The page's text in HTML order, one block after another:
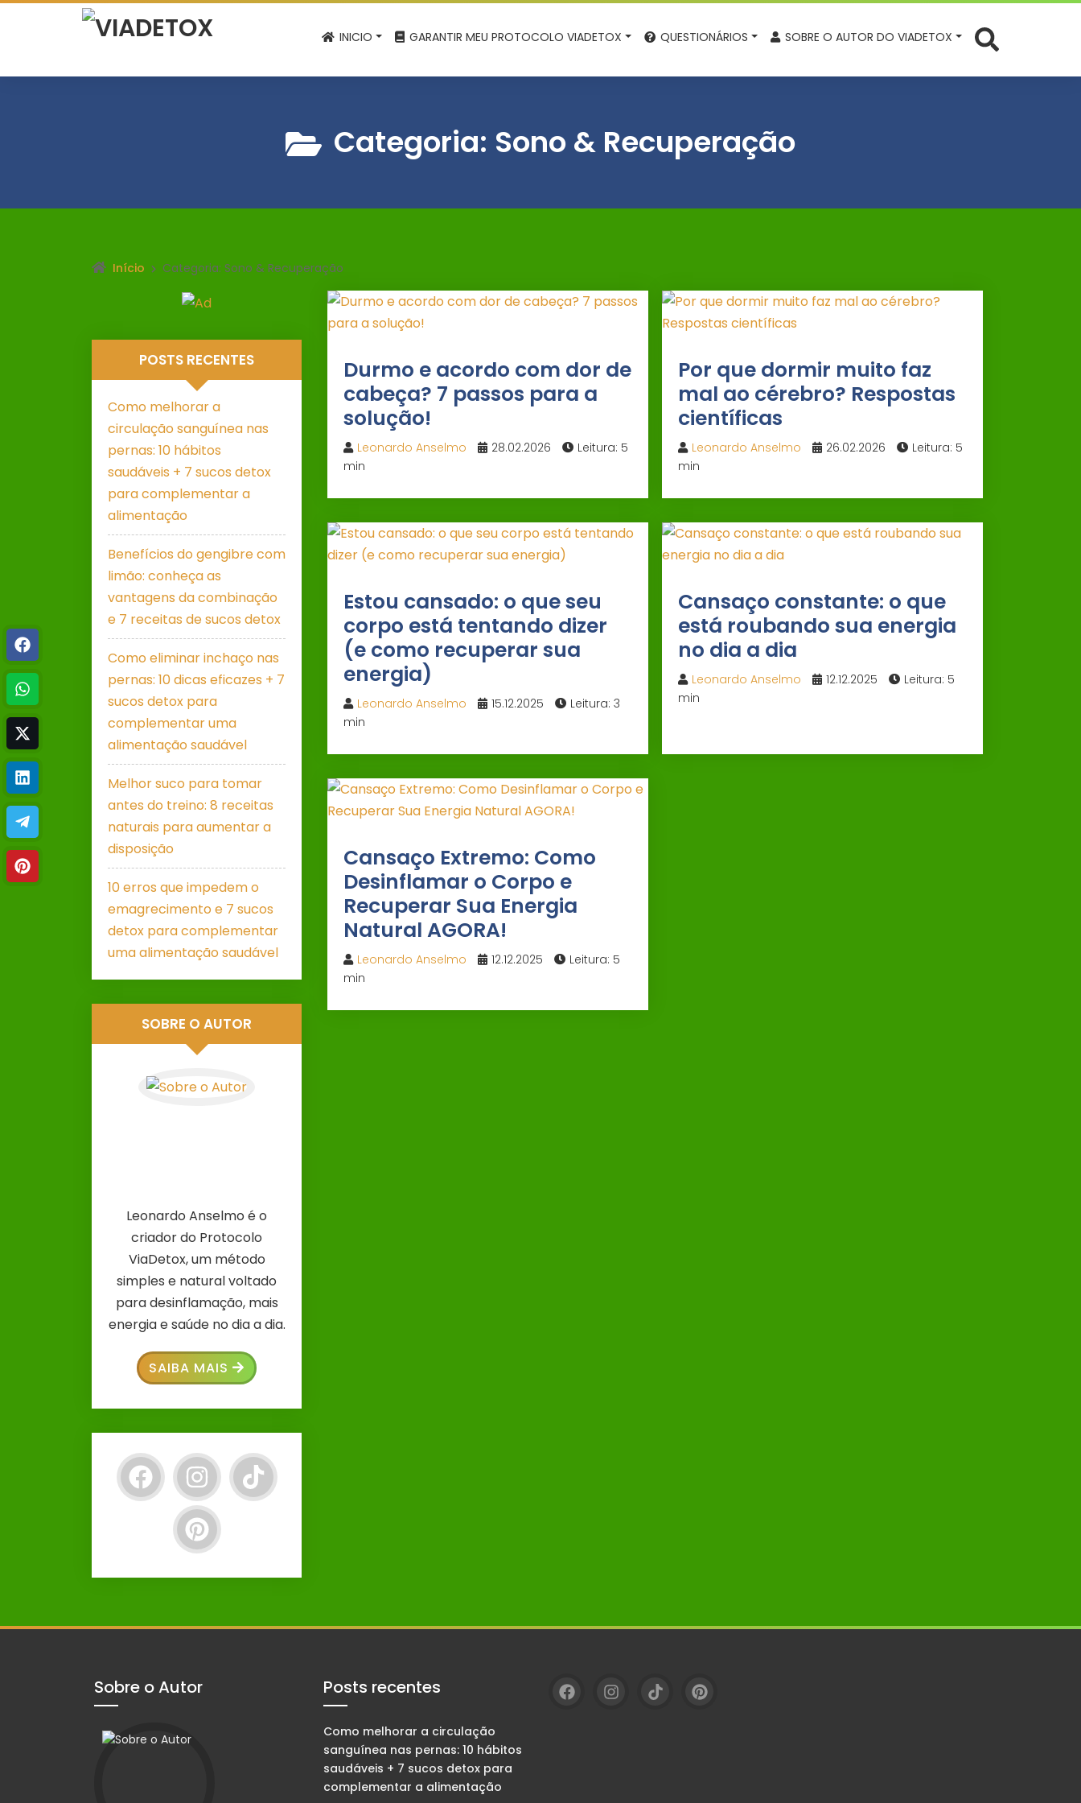
INICIO GARANTIR MEU PROTOCOLO VIADETOX QUESTIONÁRIOS SOBRE O AUTOR DO VIADETOX
Categoria: Sono & Recuperação
Início Categoria: Sono & Recuperação
Durmo e acordo com dor de
cabeça? 7 passos para a
solução!
Leonardo Anselmo 28.02.2026
Leitura: 5
min
Por que dormir muito faz
mal ao cérebro? Respostas
científicas
Leonardo Anselmo 26.02.2026
Leitura: 5
min
Estou cansado: o que seu
corpo está tentando dizer
(e como recuperar sua
energia)
Leonardo Anselmo 15.12.2025
Leitura: 3
min
Cansaço constante: o que
está roubando sua energia
no dia a dia
Leonardo Anselmo 12.12.2025
Leitura: 5
min
Cansaço Extremo: Como
Desinflamar o Corpo e
Recuperar Sua Energia
Natural AGORA!
Leonardo Anselmo 12.12.2025
Leitura: 5
min
POSTS RECENTES
Como melhorar a
circulação sanguínea nas
pernas: 10 hábitos
saudáveis + 7 sucos detox
para complementar a
alimentação
Benefícios do gengibre com
limão: conheça as
vantagens da combinação
e 7 receitas de sucos detox
Como eliminar inchaço nas
pernas: 10 dicas eficazes + 7
sucos detox para
complementar uma
alimentação saudável
Melhor suco para tomar
antes do treino: 8 receitas
naturais para aumentar a
disposição
10 erros que impedem o
emagrecimento e 7 sucos
detox para complementar
uma alimentação saudável
SOBRE O AUTOR
Leonardo Anselmo é o
criador do Protocolo
ViaDetox, um método
simples e natural voltado
para desinflamação, mais
energia e saúde no dia a dia.
SAIBA MAIS
Sobre o Autor Posts recentes
Como melhorar a circulação
sanguínea nas pernas: 10 hábitos
saudáveis + 7 sucos detox para
complementar a alimentação